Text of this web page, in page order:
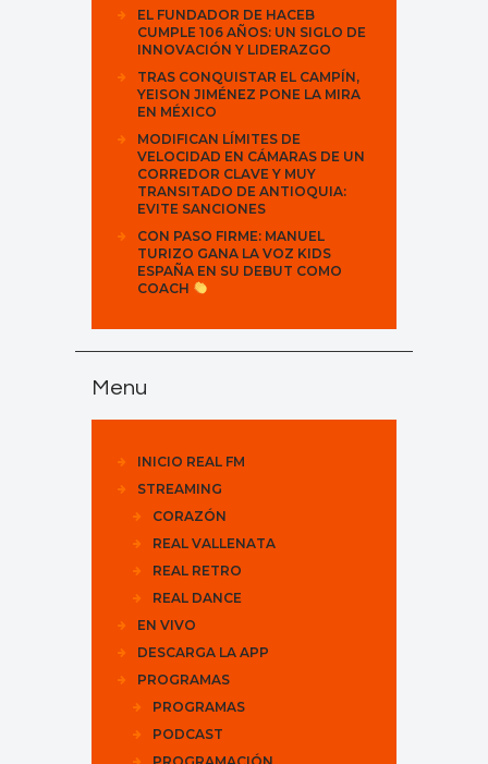
EL FUNDADOR DE HACEB
CUMPLE 106 AÑOS: UN SIGLO DE
INNOVACIÓN Y LIDERAZGO
TRAS CONQUISTAR EL CAMPÍN,
YEISON JIMÉNEZ PONE LA MIRA
EN MÉXICO
MODIFICAN LÍMITES DE
VELOCIDAD EN CÁMARAS DE UN
CORREDOR CLAVE Y MUY
TRANSITADO DE ANTIOQUIA:
EVITE SANCIONES
CON PASO FIRME: MANUEL
TURIZO GANA LA VOZ KIDS
ESPAÑA EN SU DEBUT COMO
COACH
Menu
INICIO REAL FM
STREAMING
CORAZÓN
REAL VALLENATA
REAL RETRO
REAL DANCE
EN VIVO
DESCARGA LA APP
PROGRAMAS
PROGRAMAS
PODCAST